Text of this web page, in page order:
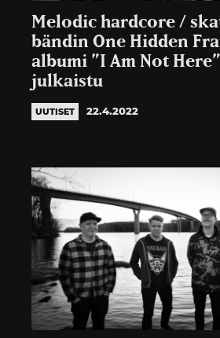
Melodic hardcore /
bändin One Hidden
albumi ”I Am Not
julkaistu
UUTISET 22.4.2022